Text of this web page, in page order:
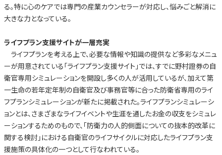
る。特に心のケアでは専門の産業カウンセラーが対応し、悩みごと解消に
大きな力となっている。
ライフプラン支援サイトが一層充実
ライフプランを考える上で、必要な情報や知識の提供など多彩なメニュ
ーが用意されている「ライフプラン支援サイト」では、すでに野村證券の自
衛官専用シミュレーションを開設し多くの人が活用しているが、加えて第
一生命の若年定年制の自衛官及び事務官等に合った防衛省専用のライ
フプランシミュレーションが新たに掲載された。ライフプランシミュレーシ
ョンとは、さまざまなライフイベントや生涯を通したお金の収支をシミュレ
ーションするためのもので、「防衛力の人的側面についての抜本的改革に
関する検討」における自衛官のライフサイクルに対応したライフプラン支
援施策の具体化の一つとして行なわれている。